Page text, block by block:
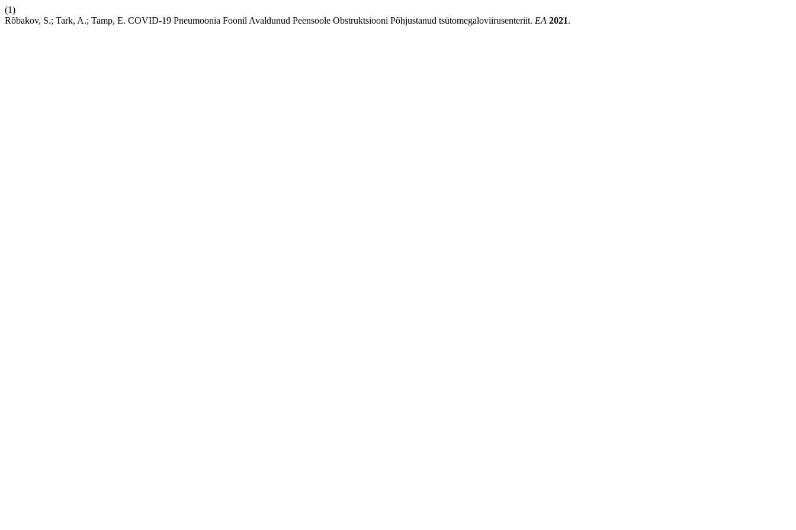
(1)
Rõbakov, S.; Tark, A.; Tamp, E. COVID-19 Pneumoonia Foonil Avaldunud Peensoole Obstruktsiooni Põhjustanud tsütomegaloviirusenteriit. EA 2021.